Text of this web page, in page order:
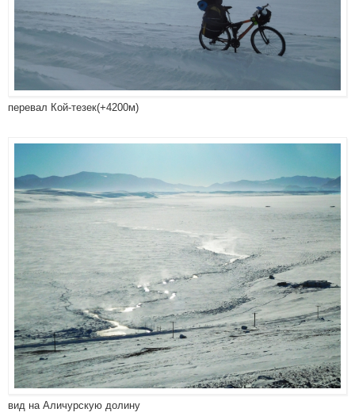
перевал Кой-тезек(+4200м)
вид на Аличурскую долину